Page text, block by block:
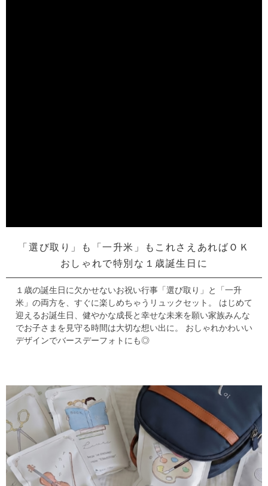
「選び取り」も「一升米」もこれさえあればＯＫ
おしゃれで特別な１歳誕生日に
１歳の誕生日に欠かせないお祝い行事 「選び取り」と「一升
米」の両方を、すぐに楽しめちゃうリュックセット。
はじめて
迎えるお誕生日、健やかな成長と幸せな未来を願い家族みんな
でお子さまを見守る時間は大切な想い出に。
おしゃれかわいい
デザインでバースデーフォトにも◎